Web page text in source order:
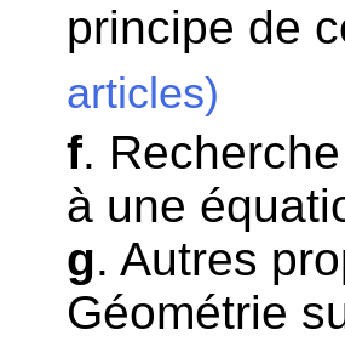
principe de
articles)
f.
à une
g. Autres
Géométrie